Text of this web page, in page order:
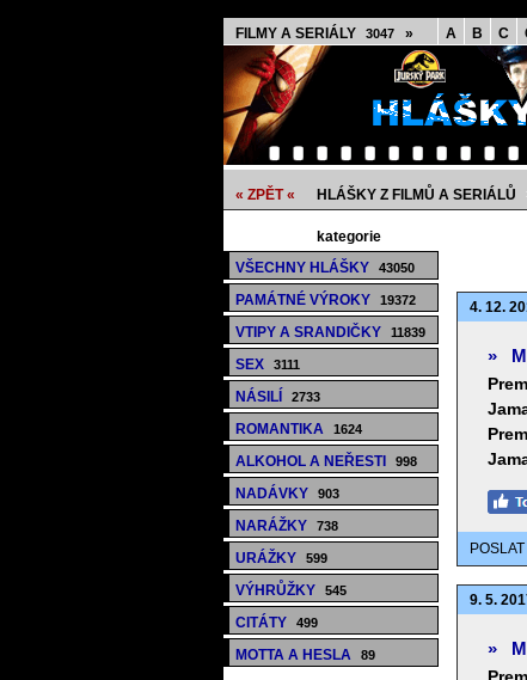
FILMY A SERIÁLY 3047 » A B C
« ZPĚT « HLÁŠKY Z FILMŮ A SERIÁLŮ
kategorie
VŠECHNY HLÁŠKY
43050
PAMÁTNÉ VÝROKY 19372
VTIPY A SRANDIČKY 11839
SEX 3111
NÁSILÍ 2733
ROMANTIKA 1624
ALKOHOL A NEŘESTI 998
NADÁVKY 903
NARÁŽKY 738
URÁŽKY 599
VÝHRŮŽKY 545
CITÁTY 499
MOTTA A HESLA 89
4. 12.
»
9. 5.
»